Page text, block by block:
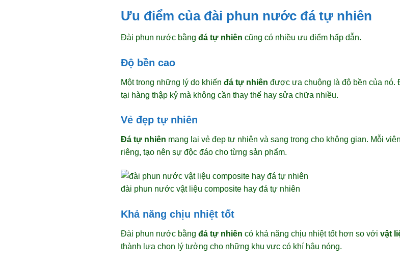
Ưu điểm của đài phun nước đá tự nhiên
Đài phun nước bằng đá tự nhiên cũng có nhiều ưu điểm hấp dẫn.
Độ bền cao
Một trong những lý do khiến đá tự nhiên được ưa chuộng là độ bền của nó.
tại hàng thập kỷ mà không cần thay thế hay sửa chữa nhiều.
Vẻ đẹp tự nhiên
Đá tự nhiên mang lại vẻ đẹp tự nhiên và sang trọng cho không gian. Mỗi
riêng, tạo nên sự độc đáo cho từng sản phẩm.
đài phun nước vật liệu composite hay đá tự nhiên
Khả năng chịu nhiệt tốt
Đài phun nước bằng đá tự nhiên có khả năng chịu nhiệt tốt hơn so với vật
thành lựa chọn lý tưởng cho những khu vực có khí hậu nóng.